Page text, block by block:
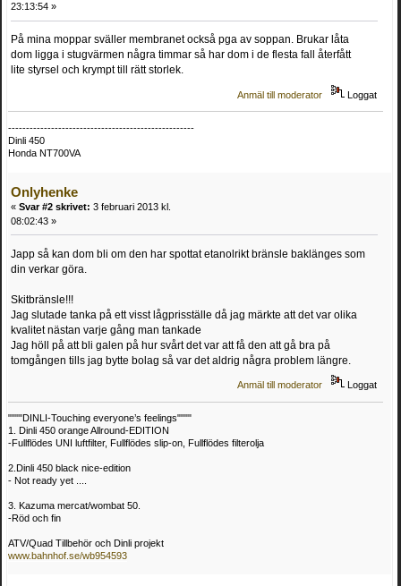
23:13:54 »
På mina moppar sväller membranet också pga av soppan. Brukar låta
dom ligga i stugvärmen några timmar så har dom i de flesta fall återfått
lite styrsel och krympt till rätt storlek.
Anmäl till moderator Loggat
----------------------------------------------------
Dinli 450
Honda NT700VA
Onlyhenke
« Svar #2 skrivet: 3 februari 2013 kl.
08:02:43 »
Japp så kan dom bli om den har spottat etanolrikt bränsle baklänges som
din verkar göra.
Skitbränsle!!!
Jag slutade tanka på ett visst lågprisställe då jag märkte att det var olika
kvalitet nästan varje gång man tankade
Jag höll på att bli galen på hur svårt det var att få den att gå bra på
tomgången tills jag bytte bolag så var det aldrig några problem längre.
Anmäl till moderator Loggat
""""DINLI-Touching everyone’s feelings""""
1. Dinli 450 orange Allround-EDITION
-Fullflödes UNI luftfilter, Fullflödes slip-on, Fullflödes filterolja
2.Dinli 450 black nice-edition
- Not ready yet ....
3. Kazuma mercat/wombat 50.
-Röd och fin
ATV/Quad Tillbehör och Dinli projekt
www.bahnhof.se/wb954593